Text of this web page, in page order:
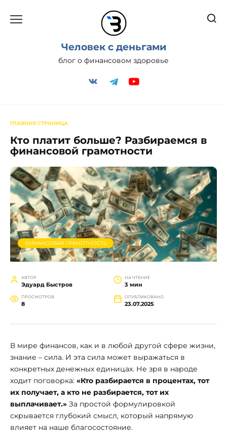
содержанию
Человек с деньгами
блог о финансовом здоровье
ГЛАВНАЯ СТРАНИЦА
Кто платит больше? Разбираемся в
финансовой грамотности
ФИНАНСОВАЯ ГРАМОТНОСТЬ
АВТОР
Эдуард Быстров
НА ЧТЕНИЕ
3 мин
ПРОСМОТРОВ
8
ОПУБЛИКОВАНО
23.07.2025
В мире финансов, как и в любой другой сфере жизни,
знание – сила. И эта сила может выражаться в
конкретных денежных единицах. Не зря в народе
ходит поговорка: «Кто разбирается в процентах, тот
их получает, а кто не разбирается, тот их
выплачивает.» За простой формулировкой
скрывается глубокий смысл, который напрямую
влияет на наше благосостояние.